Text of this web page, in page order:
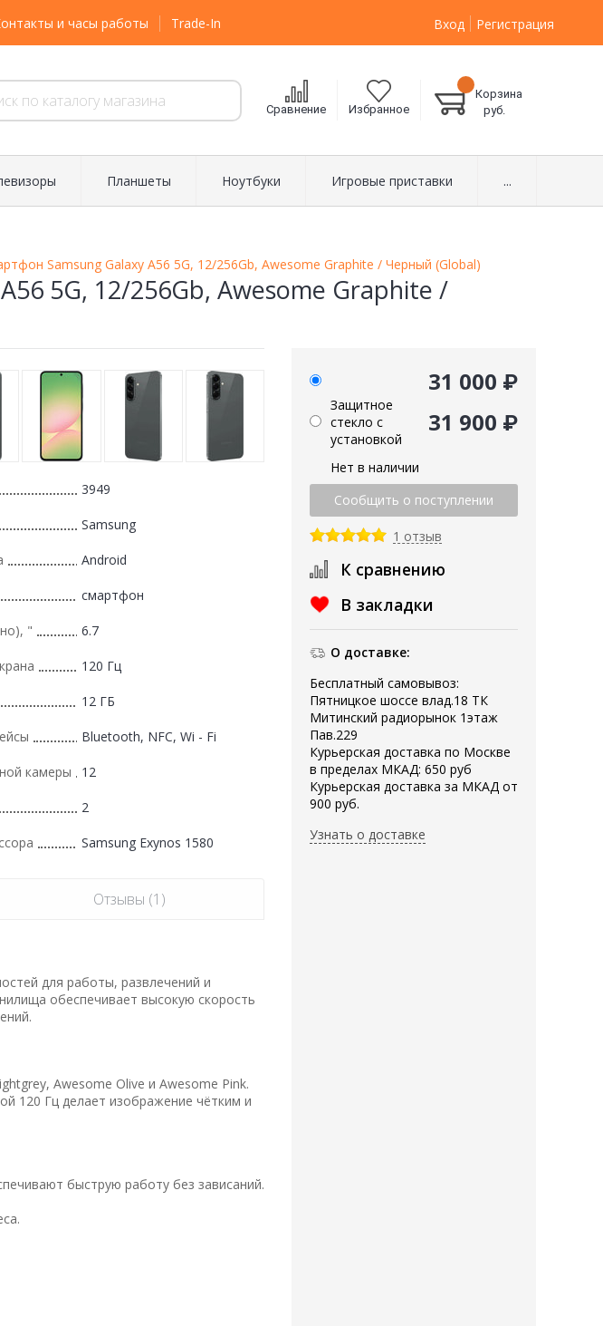
и часы работы Trade-In Вход Регистрация
Сравнение Избранное
Корзина
руб.
Планшеты Ноутбуки Игровые приставки ...
Samsung Galaxy A56 5G, 12/256Gb, Awesome Graphite / Черный (Global)
5G, 12/256Gb, Awesome Graphite /
31 000 ₽
Защитное
стекло с
установкой
31 900 ₽
Нет в наличии
1 отзыв
К сравнению
В закладки
О доставке:
Бесплатный самовывоз:
Пятницкое шоссе влад.18 ТК
Митинский радиорынок 1этаж
Пав.229
Курьерская доставка по Москве
в пределах МКАД: 650 руб
Курьерская доставка за МКАД от
900 руб.
Узнать о доставке
3949
Samsung
Android
смартфон
" 6.7
120 Гц
12 ГБ
Bluetooth, NFC, Wi - Fi
камеры 12
2
Samsung Exynos 1580
Отзывы (1)
для работы, развлечений и
обеспечивает высокую скорость
Awesome Olive и Awesome Pink.
120 Гц делает изображение чётким и
быструю работу без зависаний.